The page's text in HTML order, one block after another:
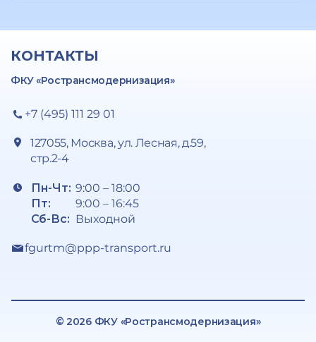
КОНТАКТЫ
ФКУ «Ространсмодернизация»
+7 (495) 111 29 01
127055, Москва, ул. Лесная, д.59,
стр.2-4
Пн-Чт:
Пт:
Сб-Вс:
9:00 – 18:00
9:00 – 16:45
Выходной
fgurtm@ppp-transport.ru
© 2026 ФКУ «Ространсмодернизация»